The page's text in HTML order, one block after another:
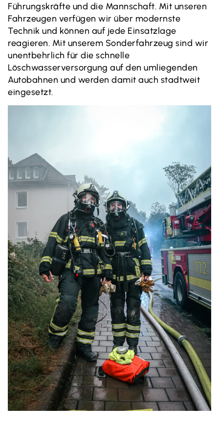
Führungskräfte und die Mannschaft. Mit unseren
Fahrzeugen verfügen wir über modernste
Technik und können auf jede Einsatzlage
reagieren. Mit unserem Sonderfahrzeug sind wir
unentbehrlich für die schnelle
Löschwasserversorgung auf den umliegenden
Autobahnen und werden damit auch stadtweit
eingesetzt.